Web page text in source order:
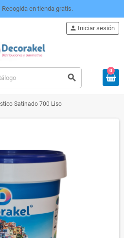
Recogida en tienda gratis.
search
person Iniciar sesión
0
Satinado 700 Liso